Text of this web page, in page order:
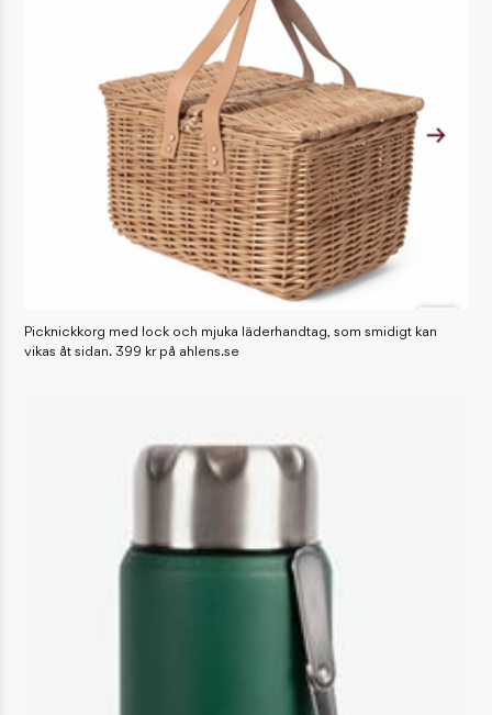
Picknickkorg med lock och mjuka läderhandtag, som smidigt kan
vikas åt sidan. 399 kr på ahlens.se